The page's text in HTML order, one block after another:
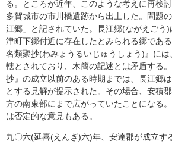
る。ところが近年、このような考えに再検
多賀城市の市川橋遺跡から出土した。問題
江郷」と記されていた。長江郷(ながえごう
津町下郷付近に存在したとみられる郷であ
名類聚抄(わみょうるいじゅうしょう)』に
轄とされており、木簡の記述とは矛盾する
抄』の成立以前のある時期までは、長江郷
とする見解が提示された。その場合、安積
方の南東部にまで広がっていたことになる
は否定的な意見もある。
九〇六(延喜(えんぎ)六)年、安達郡が成立す